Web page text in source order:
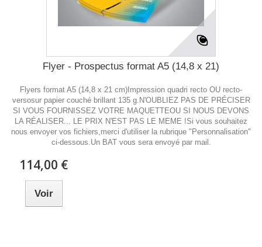
Flyer - Prospectus format A5 (14,8 x 21)
Flyers format A5 (14,8 x 21 cm)Impression quadri recto OU recto-
versosur papier couché brillant 135 g.N'OUBLIEZ PAS DE PRÉCISER
SI VOUS FOURNISSEZ VOTRE MAQUETTEOU SI NOUS DEVONS
LA RÉALISER... LE PRIX N'EST PAS LE MEME !Si vous souhaitez
nous envoyer vos fichiers,merci d'utiliser la rubrique "Personnalisation"
ci-dessous.Un BAT vous sera envoyé par mail.
114,00 €
Voir